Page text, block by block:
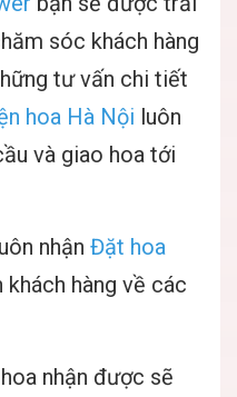
sóc khách hàng
tư vấn chi tiết
hoa Hà Nội luôn
và giao hoa tới
nhận Đặt hoa
hàng về các
nhận được sẽ